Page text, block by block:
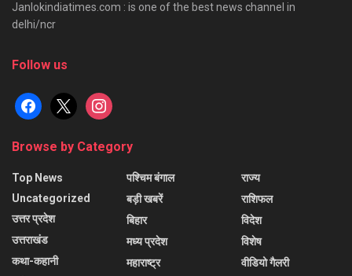
Janlokindiatimes.com : is one of the best news channel in
delhi/ncr
Follow us
facebook
x instagram
Browse by Category
Top News
Uncategorized
उत्तर प्रदेश
उत्तराखंड
कथा-कहानी
पश्चिम बंगाल
बड़ी खबरें
बिहार
मध्य प्रदेश
महाराष्ट्र
राज्य
राशिफल
विदेश
विशेष
वीडियो गैलरी